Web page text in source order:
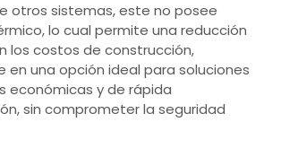
otros sistemas, este no posee
lo cual permite una reducción
los costos de construcción,
en una opción ideal para soluciones
económicas y de rápida
sin comprometer la seguridad